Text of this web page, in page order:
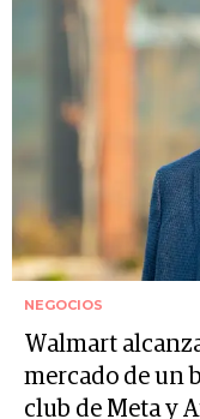
NEGOCIOS
Walmart
mercado de un
club de Meta y